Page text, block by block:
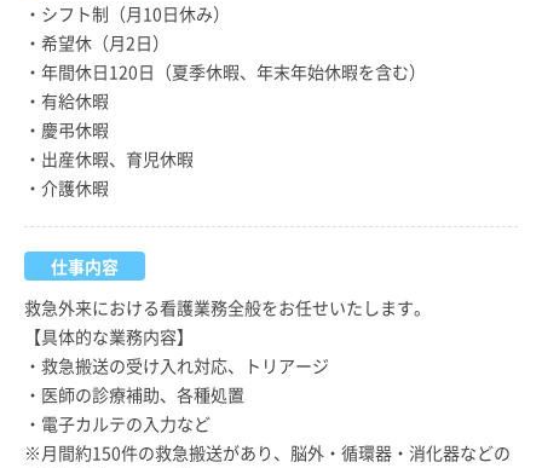
・シフト制（月10日休み）
・希望休（月2日）
・年間休日120日（夏季休暇、年末年始休暇を含む）
・有給休暇
・慶弔休暇
・出産休暇、育児休暇
・介護休暇
仕事内容
救急外来における看護業務全般をお任せいたします。
【具体的な業務内容】
・救急搬送の受け入れ対応、トリアージ
・医師の診療補助、各種処置
・電子カルテの入力など
※月間約150件の救急搬送があり、脳外・循環器・消化器などの